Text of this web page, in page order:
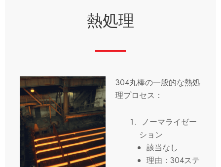
熱処理
304丸棒の一般的な熱処
理プロセス：
ノーマライゼー
ション
該当なし
理由：304ステ